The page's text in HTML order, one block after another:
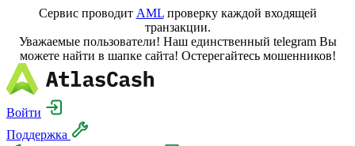
Сервис проводит AMLпроверку каждой входящей
транзакции.
Уважаемые пользователи! Наш единственный telegram Вы
можете найти в шапке сайта! Остерегайтесь мошенников!
Войти
Поддержка